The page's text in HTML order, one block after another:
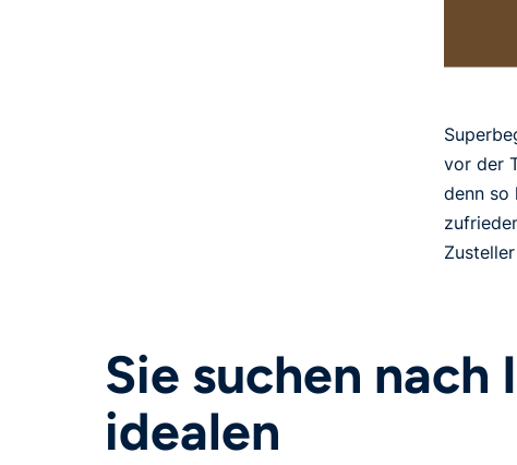
vor der
denn so
Sie suchen nach
idealen